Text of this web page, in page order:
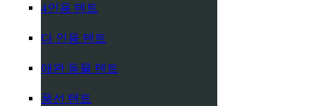
4인용 텐트
다 인용 텐트
애완 동물 텐트
풍선 텐트